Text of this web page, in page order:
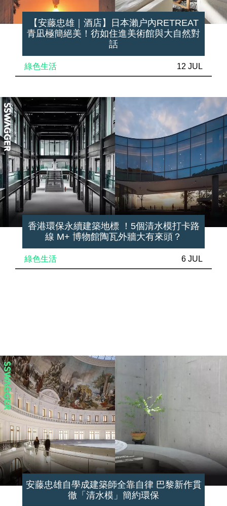
【安藤忠雄｜酒店】日本瀨户內RETREAT
青凪極簡絕美！彷如住進美術館與大自然對
話
綠色生活 12 JUL
香港環保永續建築地標 ！5個清水模打卡路
線 M+ 博物館陶瓦外牆大有來頭？
綠色生活 6 JUL
安藤忠雄自學成建築師全靠自律 巴黎新作貫
徹「清水模」簡約環保